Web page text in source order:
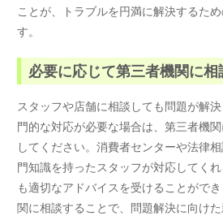
ことが、トラブルを円満に解決するた
す。
必要に応じて第三者機関に相
スタッフや店舗に相談しても問題が解
門的な対応が必要な場合は、第三者機
してください。消費者センターや法律
門知識を持ったスタッフが対応してく
も適切なアドバイスを受けることがで
関に相談することで、問題解決に向け